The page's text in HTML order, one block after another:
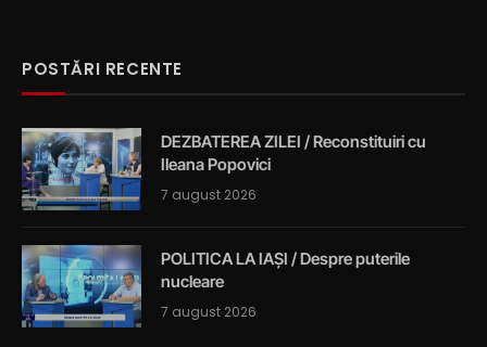
POSTĂRI RECENTE
DEZBATEREA ZILEI / Reconstituiri cu
Ileana Popovici
7 august 2026
POLITICA LA IAȘI / Despre puterile
nucleare
7 august 2026